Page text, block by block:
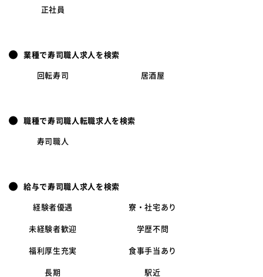
正社員
業種で寿司職人求人を検索
回転寿司 居酒屋
職種で寿司職人転職求人を検索
寿司職人
給与で寿司職人求人を検索
経験者優遇 寮・社宅あり
未経験者歓迎 学歴不問
福利厚生充実 食事手当あり
長期 駅近